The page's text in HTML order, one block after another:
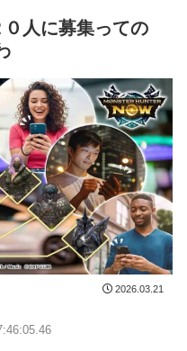
０人に募集っての
2026.03.21